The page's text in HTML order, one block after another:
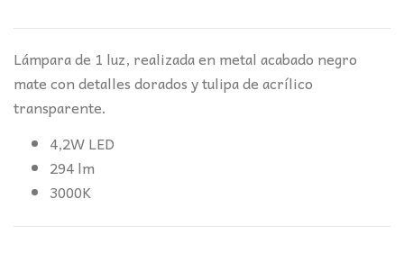
Lámpara de 1 luz, realizada en metal acabado negro
mate con detalles dorados y tulipa de acrílico
transparente.
4,2W LED
294 lm
3000K